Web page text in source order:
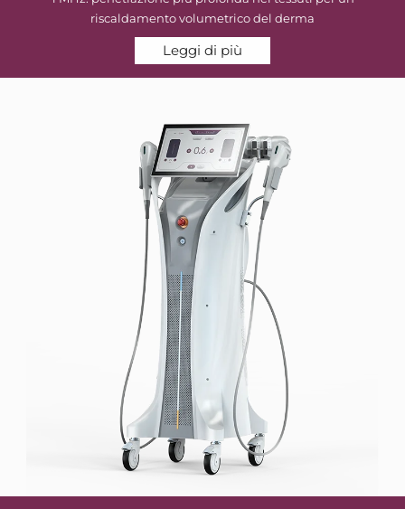
riscaldamento volumetrico del derma
Leggi di più